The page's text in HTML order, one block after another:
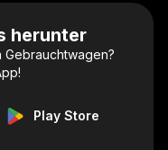
herunter
Play Store